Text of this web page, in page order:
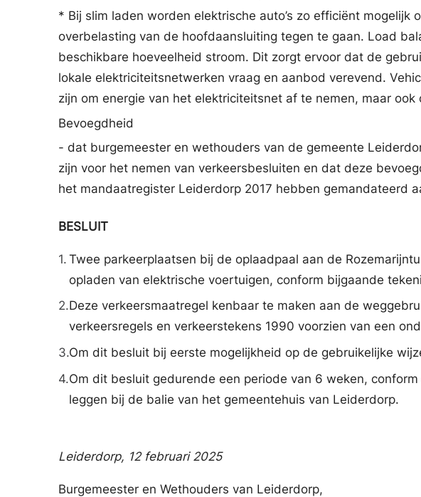
* Bij slim laden worden elektrische auto’s zo efficiënt
overbelasting van de hoofdaansluiting tegen te gaan. Load
beschikbare hoeveelheid stroom. Dit zorgt ervoor dat de
lokale elektriciteitsnetwerken vraag en aanbod verevend.
zijn om energie van het elektriciteitsnet af te nemen, maar ook
Bevoegdheid
- dat burgemeester en wethouders van de gemeente
zijn voor het nemen van verkeersbesluiten en dat deze
het mandaatregister Leiderdorp 2017 hebben gemandateerd
BESLUIT
1. Twee parkeerplaatsen bij de oplaadpaal aan de
opladen van elektrische voertuigen, conform bijgaande
2.Deze verkeersmaatregel kenbaar te maken aan de
verkeersregels en verkeerstekens 1990 voorzien van een
3.Om dit besluit bij eerste mogelijkheid op de gebruikelijke
4.Om dit besluit gedurende een periode van 6 weken,
leggen bij de balie van het gemeentehuis van Leiderdorp.
Leiderdorp, 12 februari 2025
Burgemeester en Wethouders van Leiderdorp,